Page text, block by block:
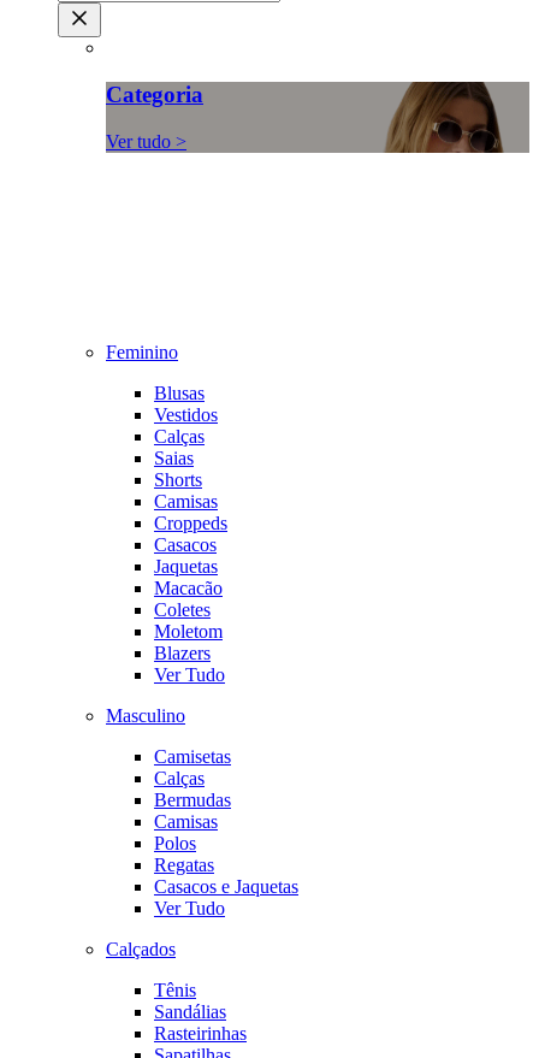
Categoria
Ver tudo >
Feminino
Blusas
Vestidos
Calças
Saias
Shorts
Camisas
Croppeds
Casacos
Jaquetas
Macacão
Coletes
Moletom
Blazers
Ver Tudo
Masculino
Camisetas
Calças
Bermudas
Camisas
Polos
Regatas
Casacos e Jaquetas
Ver Tudo
Calçados
Tênis
Sandálias
Rasteirinhas